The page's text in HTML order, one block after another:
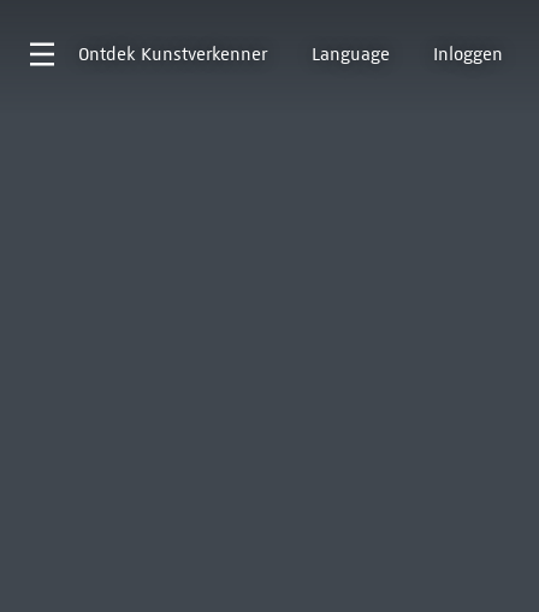
Ontdek Kunstverkenner Language Inloggen